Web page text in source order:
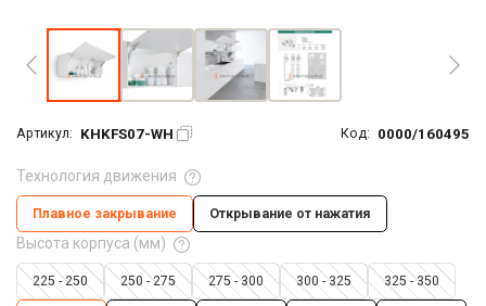
Артикул: KHKFS07-WH Код: 0000/160495
Технология движения
Плавное закрывание Открывание от нажатия
Высота корпуса (мм)
225 - 250 250 - 275 275 - 300 300 - 325 325 - 350